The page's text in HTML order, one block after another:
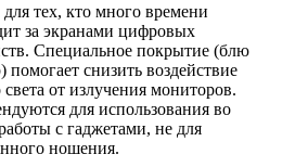
тех, кто много времени
за экранами цифровых
Специальное покрытие (блю
помогает снизить воздействие
света от излучения мониторов.
для использования во
с гаджетами, не для
ношения.